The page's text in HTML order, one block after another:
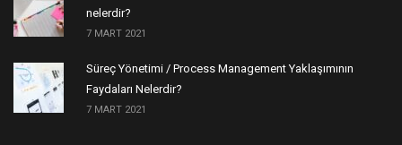
nelerdir?
7 MART 2021
Süreç Yönetimi / Process Management Yaklaşımının
Faydaları Nelerdir?
7 MART 2021